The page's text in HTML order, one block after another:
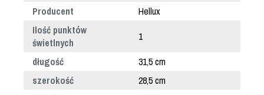
Producent
Hellux
Ilość punktów
świetlnych
1
długość
31,5 cm
szerokość
28,5 cm